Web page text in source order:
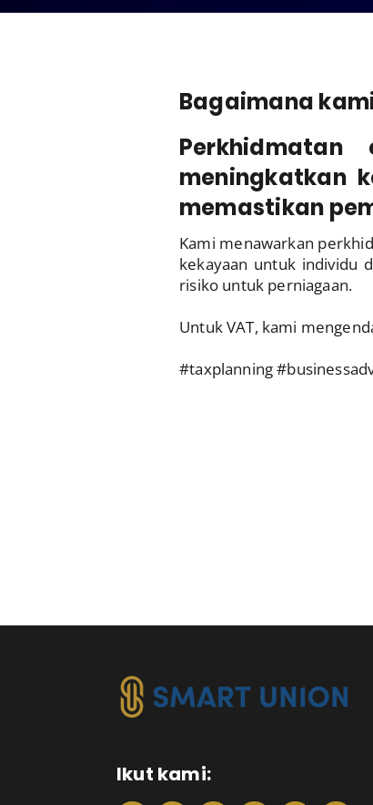
Bagaimana
meningkatkan
memastikan
Kami menawarkan
kekayaan untuk individu
risiko untuk perniagaan.
Untuk VAT, kami
#taxplanning
Ikut kami: